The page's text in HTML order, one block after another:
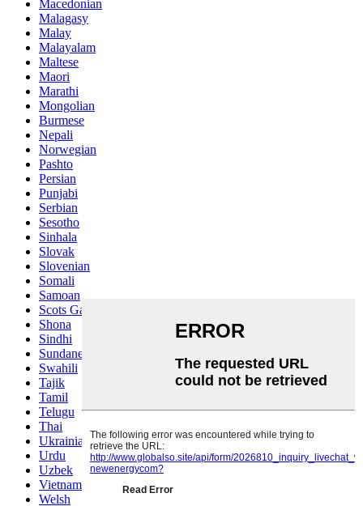
Macedonian
Malagasy
Malay
Malayalam
Maltese
Maori
Marathi
Mongolian
Burmese
Nepali
Norwegian
Pashto
Persian
Punjabi
Serbian
Sesotho
Sinhala
Slovak
Slovenian
Somali
Samoan
Scots Gaelic
Shona
Sindhi
Sundanese
Swahili
Tajik
Tamil
Telugu
Thai
Ukrainian
Urdu
Uzbek
Vietnamese
Welsh